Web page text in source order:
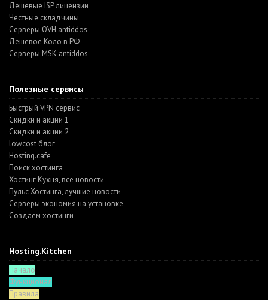
Дешевые ISP лицензии
Честные складчины
Серверы OVH antiddos
Дешевое Коло в РФ
Серверы MSK antiddos
Полезные сервисы
Быстрый VPN сервис
Скидки и акции 1
Скидки и акции 2
lowcost блог
Hosting.cafe
Поиск хостинга
Хостинг Кухня, все новости
Пульс Хостинга, лучшие новости
Серверы экономия на установке
Создаем хостинги
Hosting.Kitchen
Начало
Функционал
Правила